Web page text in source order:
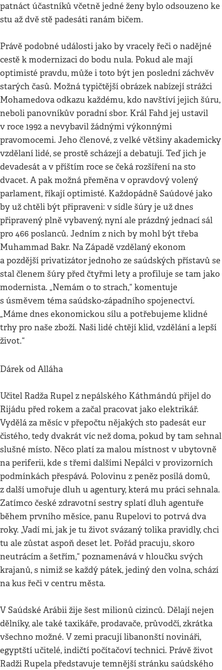
patnáct účastníků včetně jedné ženy bylo odsouzeno ke
stu až dvě stě padesáti ranám bičem.
Právě podobné události jako by vracely řeči o nadějné
cestě k modernizaci do bodu nula. Pokud ale mají
optimisté pravdu, může i toto být jen poslední záchvěv
starých časů. Možná typičtější obrázek nabízejí strážci
Mohamedova odkazu každému, kdo navštíví jejich šúru,
neboli panovníkův poradní sbor. Král Fahd jej ustavil
v roce 1992 a nevybavil žádnými výkonnými
pravomocemi. Jeho členové, z velké většiny akademicky
vzdělaní lidé, se prostě scházejí a debatují. Teď jich je
devadesát a v příštím roce se čeká rozšíření na sto
dvacet. A pak možná přeměna v opravdový volený
parlament, říkají optimisté. Každopádně Saúdové jako
by už chtěli být připraveni: v sídle šúry je už dnes
připravený plně vybavený, nyní ale prázdný jednací sál
pro 466 poslanců. Jedním z nich by mohl být třeba
Muhammad Bakr. Na Západě vzdělaný ekonom
a pozdější privatizátor jednoho ze saúdských přístavů se
stal členem šúry před čtyřmi lety a profiluje se tam jako
modernista. „Nemám o to strach,“ komentuje
s úsměvem téma saúdsko-západního spojenectví.
„Máme dnes ekonomickou sílu a potřebujeme klidné
trhy pro naše zboží. Naši lidé chtějí klid, vzdělání a lepší
život.“
Dárek od Alláha
Učitel Radža Rupel z nepálského Káthmándú přijel do
Rijádu před rokem a začal pracovat jako elektrikář.
Vydělá za měsíc v přepočtu nějakých sto padesát eur
čistého, tedy dvakrát víc než doma, pokud by tam sehnal
slušné místo. Něco platí za malou místnost v ubytovně
na periferii, kde s třemi dalšími Nepálci v provizorních
podmínkách přespává. Polovinu z peněz posílá domů,
z další umořuje dluh u agentury, která mu práci sehnala.
Zatímco české zdravotní sestry splatí dluh agentuře
během prvního měsíce, panu Rupelovi to potrvá dva
roky. „Vadí mi, jak je tu život svázaný tolika pravidly, chci
tu ale zůstat aspoň deset let. Pořád pracuju, skoro
neutrácím a šetřím,“ poznamenává v hloučku svých
krajanů, s nimiž se každý pátek, jediný den volna, schází
na kus řeči v centru města.
V Saúdské Arábii žije šest milionů cizinců. Dělají nejen
dělníky, ale také taxikáře, prodavače, průvodčí, zkrátka
všechno možné. V zemi pracují libanonští novináři,
egyptští učitelé, indičtí počítačoví technici. Právě život
Radži Rupela představuje temnější stránku saúdského